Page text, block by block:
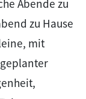
Abende zu
zu Hause
mit